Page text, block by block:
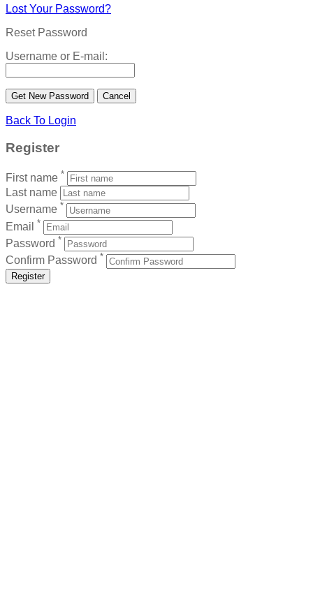
Lost Your Password?
Reset Password
Username or E-mail:
Back To Login
Register
First name *
Last name
Username *
Email *
Password *
Confirm Password *
Register